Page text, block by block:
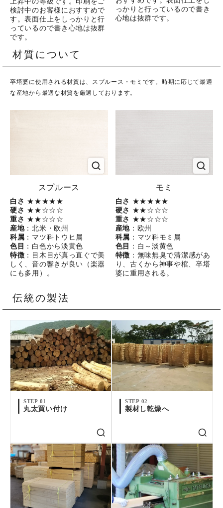
検討中のお客様におすすめで
す。表面仕上をしっかりと行
っているので書き心地は抜群
です。
っかりと行っているので書き
心地は抜群です。
材質について
卒塔婆に使用される材質は、スプルース・モミです。時期に応じて最適
な産地から最適な材質を厳選しております。
スプルース
白さ ★★★★★
硬さ ★★☆☆☆
重さ ★★☆☆☆
産地：北米・欧州
科属 ：マツ科トウヒ属
色目 ：白色から淡黄色
特徴 ：目木目が真っ直ぐで美
しく、音の響きが良い（楽器
にも多用）。
モミ
白さ ★★★★★
硬さ ★★☆☆☆
重さ ★★☆☆☆
産地：欧州
科属 ：マツ科モミ属
色目
：白～淡黄色
特徴 ：無味無臭で清潔感があ
り、古くから神事や棺、卒塔
婆に重用される。
伝統の製法
STEP 01
丸太買い付け
STEP 02
製材し乾燥へ